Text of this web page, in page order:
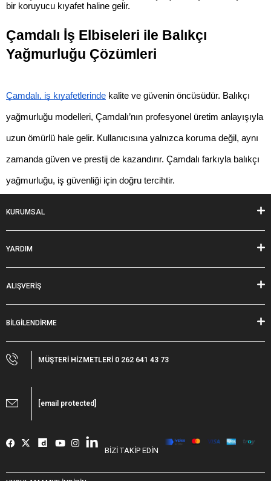
bir koruyucu kıyafet haline gelir.
Çamdalı İş Elbiseleri ile Balıkçı
Yağmurluğu Çözümleri
Çamdalı, iş kıyafetlerinde kalite ve güvenin öncüsüdür. Balıkçı
yağmurluğu modelleri, Çamdalı’nın profesyonel üretim anlayışıyla
uzun ömürlü hale gelir. Kullanıcısına yalnızca koruma değil, aynı
zamanda güven ve prestij de kazandırır. Çamdalı farkıyla balıkçı
yağmurluğu, iş güvenliği için doğru tercihtir.
KURUMSAL
YARDIM
ALIŞVERİŞ
BİLGİLENDİRME
MÜŞTERİ HİZMETLERİ 0 262 641 43 73
[email protected]
BİZİ TAKİP EDİN